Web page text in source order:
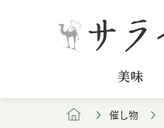
美味
催し物